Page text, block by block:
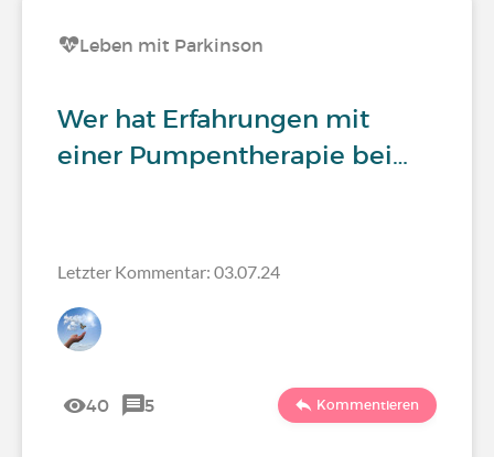
Leben mit Parkinson
Wer hat Erfahrungen mit
einer Pumpentherapie bei…
Letzter Kommentar: 03.07.24
40 5 Kommentieren